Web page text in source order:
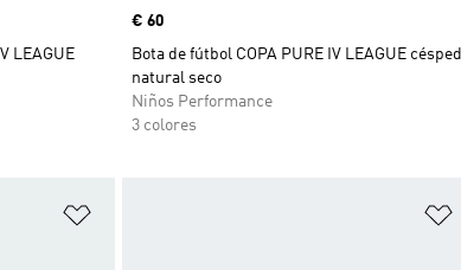
LEAGUE
Precio
€ 60
Bota de fútbol COPA PURE IV LEAGUE césped
natural seco
Niños Performance
3 colores